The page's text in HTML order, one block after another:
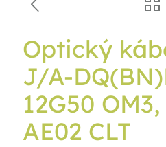
Optický
J/A-
12G50
AE02 CLT